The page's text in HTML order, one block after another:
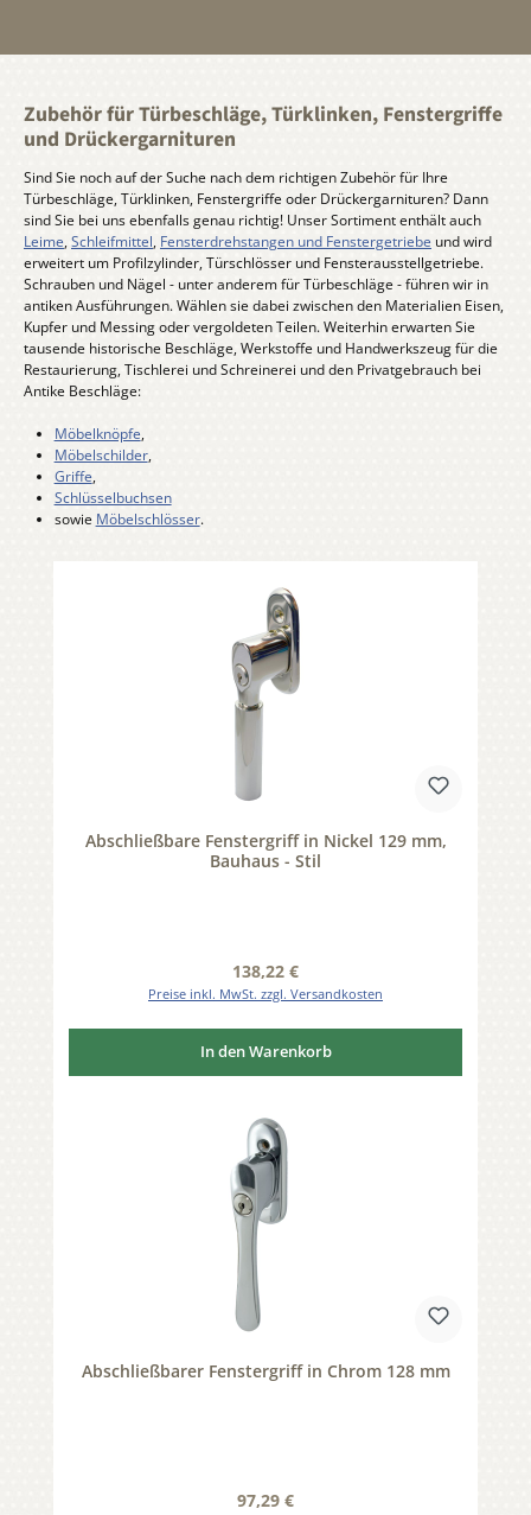
Zubehör für Türbeschläge, Türklinken, Fenstergriffe
und Drückergarnituren
Sind Sie noch auf der Suche nach dem richtigen Zubehör für Ihre
Türbeschläge, Türklinken, Fenstergriffe oder Drückergarnituren? Dann
sind Sie bei uns ebenfalls genau richtig! Unser Sortiment enthält auch
Leime,Schleifmittel, Fensterdrehstangen und Fenstergetriebe und wird
erweitert um Profilzylinder, Türschlösser und Fensterausstellgetriebe.
Schrauben und Nägel - unter anderem für Türbeschläge - führen wir in
antiken Ausführungen. Wählen sie dabei zwischen den Materialien Eisen,
Kupfer und Messing oder vergoldeten Teilen. Weiterhin erwarten Sie
tausende historische Beschläge, Werkstoffe und Handwerkszeug für die
Restaurierung, Tischlerei und Schreinerei und den Privatgebrauch bei
Antike Beschläge:
Möbelknöpfe,
Möbelschilder,
Griffe,
Schlüsselbuchsen
sowie Möbelschlösser.
Abschließbare Fenstergriff in Nickel 129 mm,
Bauhaus - Stil
Regulärer Preis:
138,22 €
Preise inkl. MwSt. zzgl. Versandkosten
In den Warenkorb
Abschließbarer Fenstergriff in Chrom 128 mm
Regulärer Preis:
97,29 €